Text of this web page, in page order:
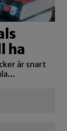
ha
är snart